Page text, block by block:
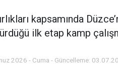
kapsamında
ilk etap kamp
2026 - Cuma - Güncelleme: